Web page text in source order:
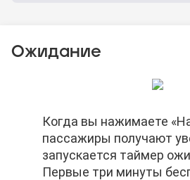
Ожидание
По окончании
ожидания Вы можете
Баллы автораздачи не
Когда вы нажимаете
пассажиры получают
запускается таймер
Первые три минуты
По окончании
ожидания Вы можете
Баллы автораздачи не
Когда вы нажимаете
пассажиры получают
запускается таймер
Первые три минуты